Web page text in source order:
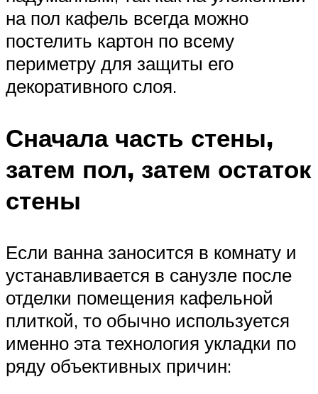
на пол кафель всегда можно
постелить картон по всему
периметру для защиты его
декоративного слоя.
Сначала часть стены,
затем пол, затем остаток
стены
Если ванна заносится в комнату и
устанавливается в санузле после
отделки помещения кафельной
плиткой, то обычно используется
именно эта технология укладки по
ряду объективных причин: